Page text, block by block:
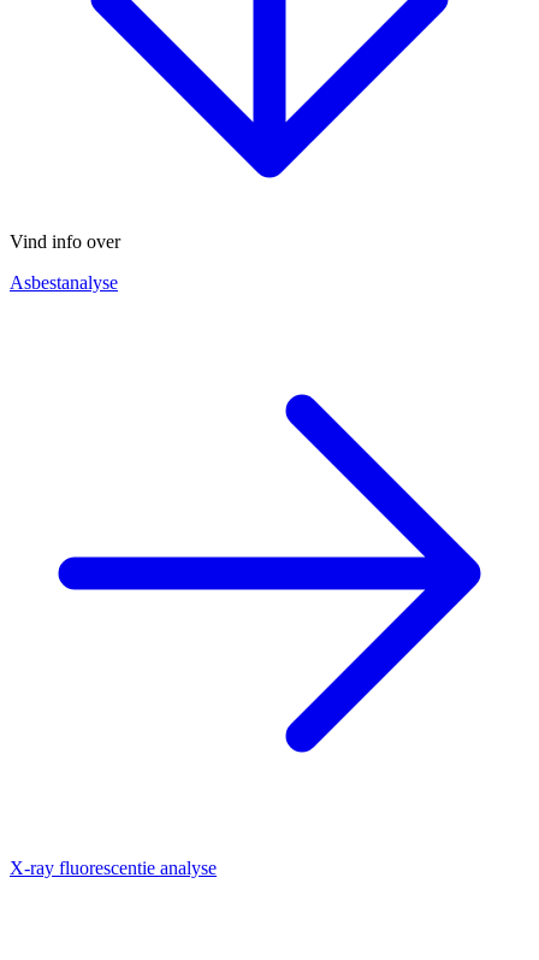
Vind info over
Asbestanalyse
X-ray fluorescentie analyse